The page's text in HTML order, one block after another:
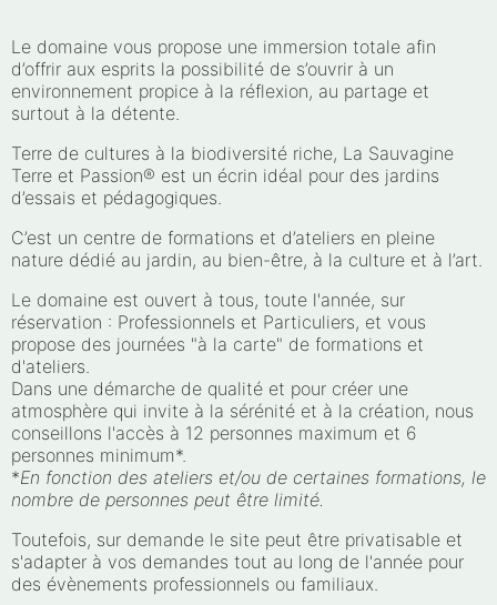
Le domaine vous propose une immersion totale afin
d’offrir aux esprits la possibilité de s’ouvrir à un
environnement propice à la réflexion, au partage et
surtout à la détente.
Terre de cultures à la biodiversité riche, La Sauvagine
Terre et Passion® est un écrin idéal pour des jardins
d’essais et pédagogiques.
C’est un centre de formations et d’ateliers en pleine
nature dédié au jardin, au bien-être, à la culture et à l’art.
Le domaine est ouvert à tous, toute l'année, sur
réservation : Professionnels et Particuliers, et vous
propose des journées "à la carte" de formations et
d'ateliers.
Dans une démarche de qualité et pour créer une
atmosphère qui invite à la sérénité et à la création, nous
conseillons l'accès à 12 personnes maximum et 6
personnes minimum*.
*En fonction des ateliers et/ou de certaines formations, le
nombre de personnes peut être limité.
Toutefois, sur demande le site peut être privatisable et
s'adapter à vos demandes tout au long de l'année pour
des évènements professionnels ou familiaux.